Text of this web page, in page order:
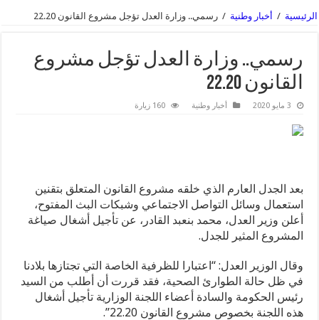
الرئيسية / أخبار وطنية / رسمي.. وزارة العدل تؤجل مشروع القانون 22.20
رسمي.. وزارة العدل تؤجل مشروع
القانون 22.20
3 مايو 2020 أخبار وطنية 160 زيارة
بعد الجدل العارم الذي خلقه مشروع القانون المتعلق بتقنين
استعمال وسائل التواصل الاجتماعي وشبكات البث المفتوح،
أعلن وزير العدل، محمد بنعبد القادر، عن تأجيل أشغال صياغة
المشروع المثير للجدل.
وقال الوزير العدل: “اعتبارا للظرفية الخاصة التي تجتازها بلادنا
في ظل حالة الطوارئ الصحية، فقد قررت أن أطلب من السيد
رئيس الحكومة والسادة أعضاء اللجنة الوزارية تأجيل أشغال
هذه اللجنة بخصوص مشروع القانون 22.20”.